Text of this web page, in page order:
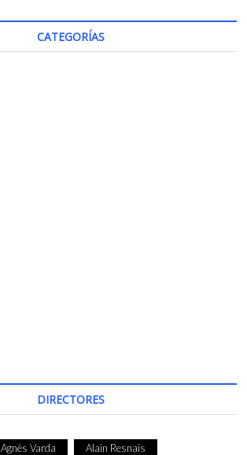
CATEGORÍAS
DIRECTORES
Agnès Varda Alain Resnais